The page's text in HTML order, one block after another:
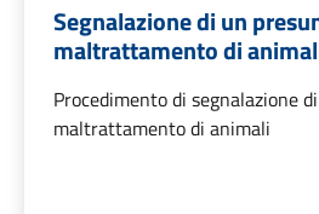
Segnalazione di un
maltrattamento di
Procedimento di segnalazione
maltrattamento di animali